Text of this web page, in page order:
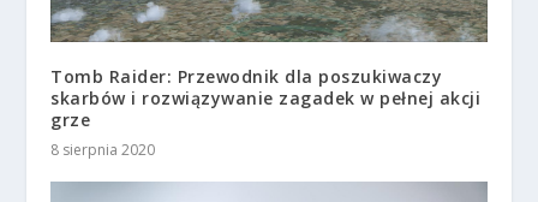
Tomb Raider: Przewodnik dla poszukiwaczy
skarbów i rozwiązywanie zagadek w pełnej akcji
grze
8 sierpnia 2020